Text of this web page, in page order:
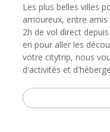
Les plus belles villes
amoureux, entre
2h de vol direct
en pour aller les
votre citytrip, nous
d'activités et
Poznan...